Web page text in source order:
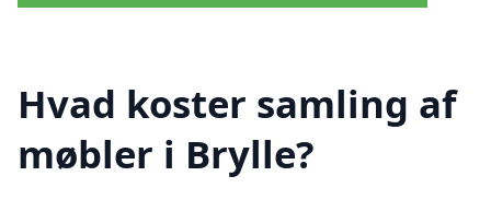
Hvad koster samling af
møbler i Brylle?